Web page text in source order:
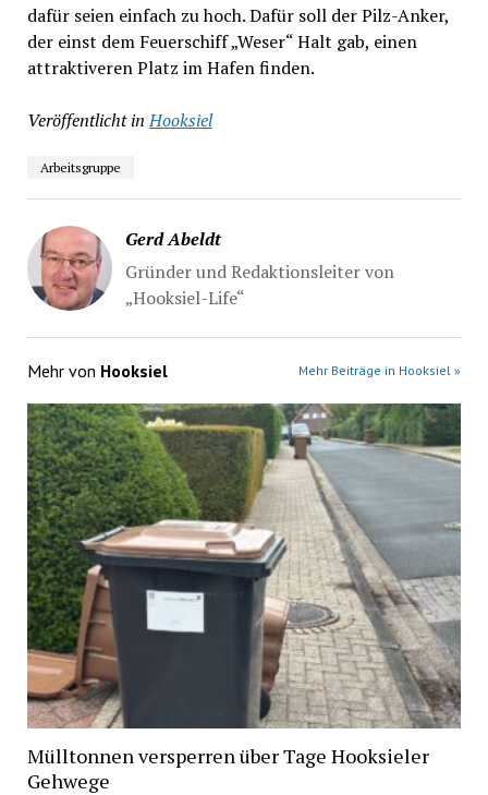
dafür seien einfach zu hoch. Dafür soll der Pilz-Anker,
der einst dem Feuerschiff „Weser“ Halt gab, einen
attraktiveren Platz im Hafen finden.
Veröffentlicht in Hooksiel
Arbeitsgruppe
Gerd Abeldt
Gründer und Redaktionsleiter von
„Hooksiel-Life“
Mehr von Hooksiel Mehr Beiträge in Hooksiel »
Mülltonnen versperren über Tage Hooksieler
Gehwege